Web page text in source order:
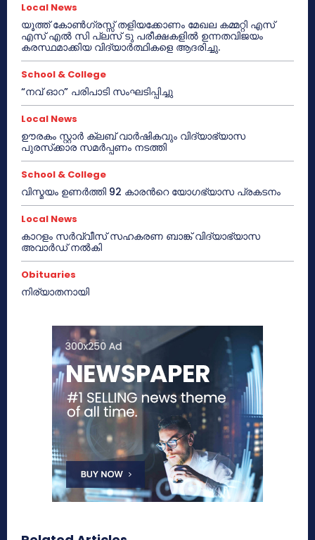
Local News
യൂത്ത് കോൺഗ്രസ്സ് തളിയക്കോണം മേഖല കമ്മറ്റി എസ്
എസ് എൽ സി പ്ലസ് ടു പരീക്ഷകളിൽ ഉന്നതവിജയം
കരസ്ഥമാക്കിയ വിദ്യാർത്ഥികളെ ആദരിച്ചു.
School & College
“നവ് ഓറ” പരിപാടി സംഘടിപ്പിച്ചു
Local News
ഊരകം സ്റ്റാർ ക്ലബ് വാർഷികവും വിദ്യാഭ്യാസ
പുരസ്‌ക്കാര സമർപ്പണം നടത്തി
School & College
വിസ്മയം ഉണർത്തി 92 കാരൻറെ യോഗഭ്യാസ പ്രകടനം
Local News
കാറളം സർവ്വീസ് സഹകരണ ബാങ്ക് വിദ്യാഭ്യാസ
അവാർഡ് നൽകി
Obituaries
നിര്യാതനായി